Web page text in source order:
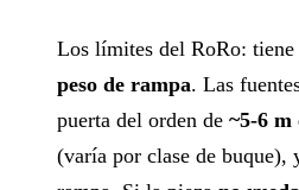
Los límites del RoRo: tiene
peso de rampa. Las
puerta del orden de ~5-6 m
(varía por clase de buque),